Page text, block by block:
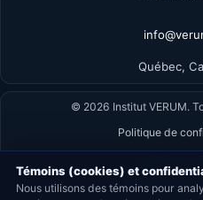
Témoins (cookies) et
Nous utilisons des témoins pour
Québec,
© 2026 Institut VERUM.
Politique de
Conditions